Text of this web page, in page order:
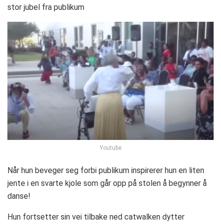
stor jubel fra publikum
Youtube
Når hun beveger seg forbi publikum inspirerer hun en liten
jente i en svarte kjole som går opp på stolen å begynner å
danse!
Hun fortsetter sin vei tilbake ned catwalken dytter